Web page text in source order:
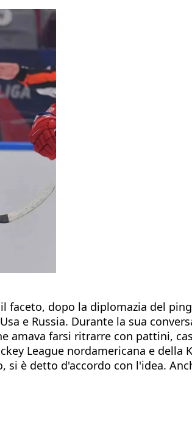
dopo la diplomazia del
e Russia. Durante la sua
amava farsi ritrarre con pattini,
League nordamericana e della
si è detto d'accordo con l'idea.